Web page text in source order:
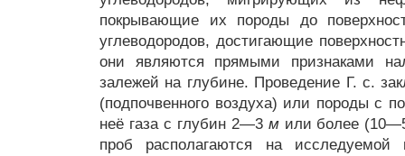
покрывающие их породы до
углеводородов, достигающие
они являются прямыми признаками
залежей на глубине. Проведение Г. с.
(подпочвенного воздуха) или породы с
неё газа с глубин 2—3 мили более
проб располагаются на